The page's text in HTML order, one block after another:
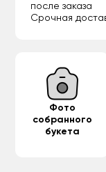
после заказа
Срочная
Фото
собранного
букета